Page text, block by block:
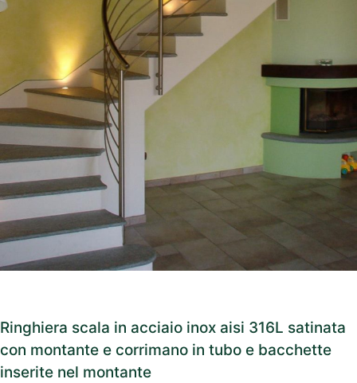
Ringhiera scala in acciaio inox aisi 316L satinata
con montante e corrimano in tubo e bacchette
inserite nel montante